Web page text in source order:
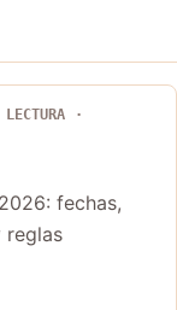
fechas,
reglas